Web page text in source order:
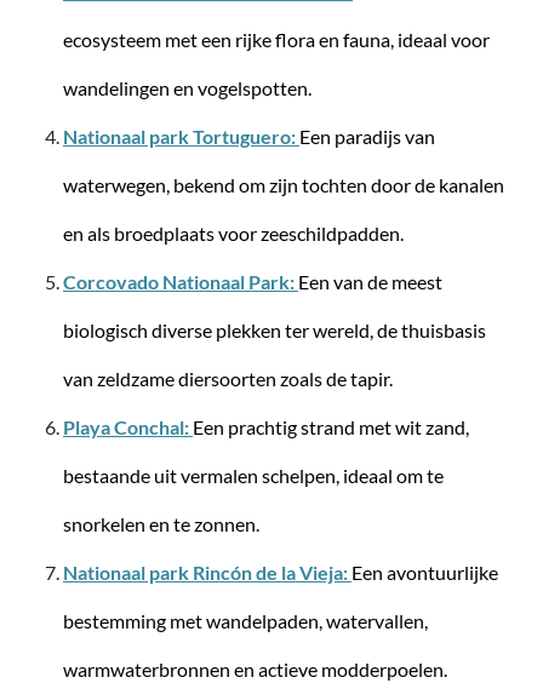
€ 129,95* € 79,95*
Stratic
NOVIUM SL - Trolley L (77 cm), uitbreidbaar
-10%
ecosysteem met een rijke flora en fauna, ideaal voor
wandelingen en vogelspotten.
Nationaal park Tortuguero: Een paradijs van
waterwegen, bekend om zijn tochten door de kanalen
en als broedplaats voor zeeschildpadden.
Corcovado Nationaal Park: Een van de meest
biologisch diverse plekken ter wereld, de thuisbasis
van zeldzame diersoorten zoals de tapir.
Playa Conchal: Een prachtig strand met wit zand,
bestaande uit vermalen schelpen, ideaal om te
snorkelen en te zonnen.
Nationaal park Rincón de la Vieja: Een avontuurlijke
bestemming met wandelpaden, watervallen,
warmwaterbronnen en actieve modderpoelen.